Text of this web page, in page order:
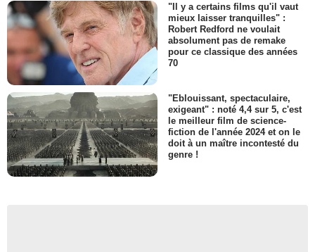
"Il y a certains films qu'il vaut
mieux laisser tranquilles" :
Robert Redford ne voulait
absolument pas de remake
pour ce classique des années
70
"Eblouissant, spectaculaire,
exigeant" : noté 4,4 sur 5, c'est
le meilleur film de science-
fiction de l'année 2024 et on le
doit à un maître incontesté du
genre !